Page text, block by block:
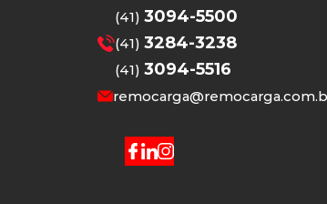
(41) 3094-5500
(41) 3284-3238
(41) 3094-5516